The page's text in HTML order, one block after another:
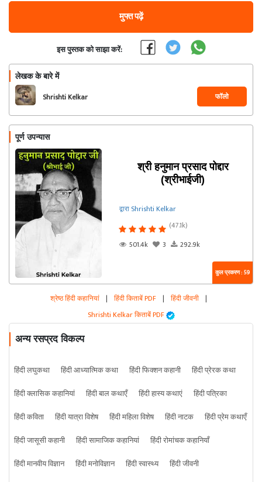
मुफ्त पढ़ें
इस पुस्तक को साझा करें:
लेखक के बारे में
Shrishti Kelkar फॉलो
पूर्ण उपन्यास
श्री हनुमान प्रसाद पोद्दार
(श्रीभाईजी)
द्वारा Shrishti Kelkar
(47.1k)
501.4k
3 292.9k
कुल प्रकरण : 59
श्रेष्ठ हिंदी कहानियां | हिंदी किताबें PDF | हिंदी जीवनी |
Shrishti Kelkar किताबें PDF
अन्य रसप्रद विकल्प
हिंदी लघुकथा हिंदी आध्यात्मिक कथा हिंदी फिक्शन कहानी
हिंदी प्रेरक कथा
हिंदी क्लासिक कहानियां
हिंदी बाल कथाएँ हिंदी हास्य कथाएं
हिंदी पत्रिका
हिंदी कविता
हिंदी यात्रा विशेष हिंदी महिला विशेष हिंदी नाटक
हिंदी प्रेम कथाएँ
हिंदी जासूसी कहानी
हिंदी सामाजिक कहानियां
हिंदी रोमांचक कहानियाँ
हिंदी मानवीय विज्ञान
हिंदी मनोविज्ञान हिंदी स्वास्थ्य
हिंदी जीवनी